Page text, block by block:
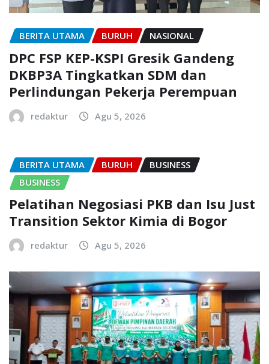
BERITA UTAMA BURUH NASIONAL
DPC FSP KEP-KSPI Gresik Gandeng
DKBP3A Tingkatkan SDM dan
Perlindungan Pekerja Perempuan
redaktur Agu 5, 2026
BERITA UTAMA BURUH
BUSINESS
BUSINESS
Pelatihan Negosiasi PKB dan Isu Just
Transition Sektor Kimia di Bogor
redaktur Agu 5, 2026